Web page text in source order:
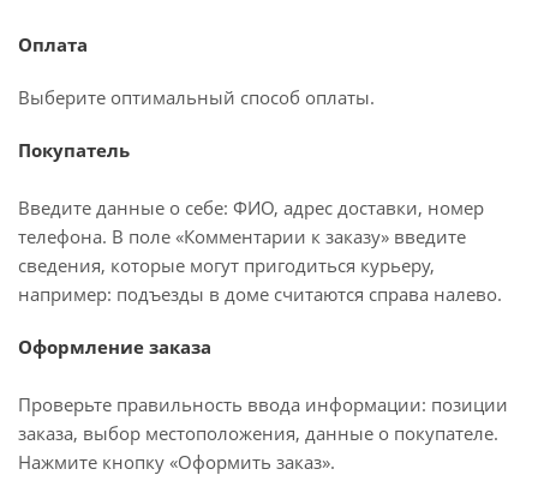
Оплата
Выберите оптимальный способ оплаты.
Покупатель
Введите данные о себе: ФИО, адрес доставки, номер
телефона. В поле «Комментарии к заказу» введите
сведения, которые могут пригодиться курьеру,
например: подъезды в доме считаются справа налево.
Оформление заказа
Проверьте правильность ввода информации: позиции
заказа, выбор местоположения, данные о покупателе.
Нажмите кнопку «Оформить заказ».